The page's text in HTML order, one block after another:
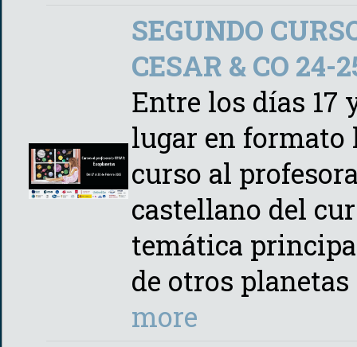
SEGUNDO
CESAR & CO 24-
Entre los días 17
lugar en formato
curso al
castellano del
temática
de otros
more